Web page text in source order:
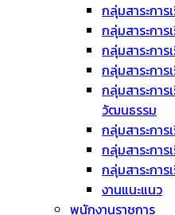
กลุ่มสาระการ
กลุ่มสาระกา
กลุ่มสาระการ
กลุ่มสาระการ
กลุ่มสาระกา
วัฒนธรรม
กลุ่มสาระการ
กลุ่มสาระกา
กลุ่มสาระการ
งานแนะแนว
พนักงานราชการ